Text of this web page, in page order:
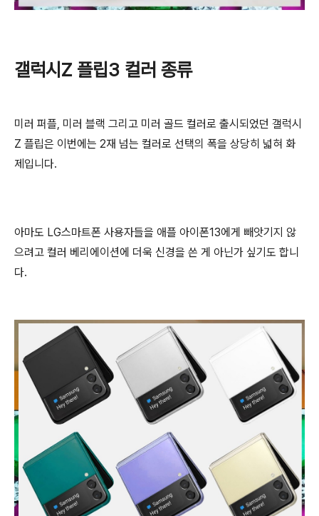
갤럭시Z 플립3 컬러 종류
미러 퍼플, 미러 블랙 그리고 미러 골드 컬러로 출시되었던 갤럭시
Z 플립은 이번에는 2재 넘는 컬러로 선택의 폭을 상당히 넓혀 화
제입니다.
아마도 LG스마트폰 사용자들을 애플 아이폰13에게 빼앗기지 않
으려고 컬러 베리에이션에 더욱 신경을 쓴 게 아닌가 싶기도 합니
다.